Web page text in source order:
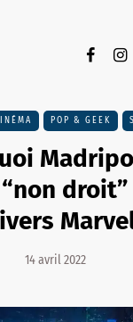
POP & GEEK
14 avril 2022